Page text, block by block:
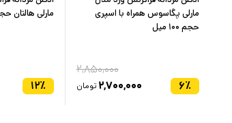
مارلی پگاسوس همراه با اسپری
حجم ۱۰۰ میل
۶٪
۲,۸۵۰,۰۰۰
۲,۷۰۰,۰۰۰ تومان
مارلی هالتان حجم ۵۰
۱۲٪